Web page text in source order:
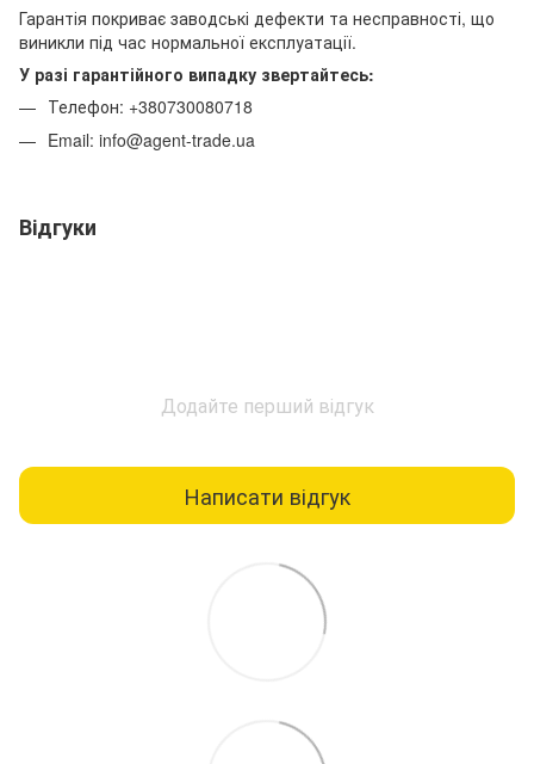
Гарантія покриває заводські дефекти та несправності, що
виникли під час нормальної експлуатації.
У разі гарантійного випадку звертайтесь:
Телефон: +380730080718
Email: info@agent-trade.ua
Відгуки
Додайте перший відгук
Написати відгук